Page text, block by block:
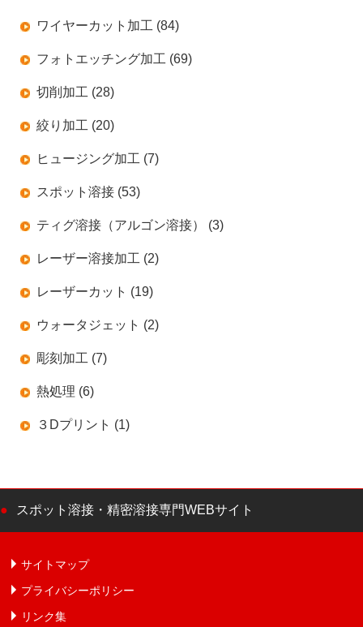
ワイヤーカット加工 (84)
フォトエッチング加工 (69)
切削加工 (28)
絞り加工 (20)
ヒュージング加工 (7)
スポット溶接 (53)
ティグ溶接（アルゴン溶接） (3)
レーザー溶接加工 (2)
レーザーカット (19)
ウォータジェット (2)
彫刻加工 (7)
熱処理 (6)
３Dプリント (1)
スポット溶接・精密溶接専門WEBサイト
サイトマップ
プライバシーポリシー
リンク集